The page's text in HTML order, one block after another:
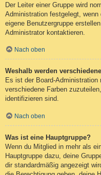
Der Leiter einer Gruppe wird
Administration festgelegt,
eigene Benutzergruppe
Administrator kontaktieren.
Nach oben
Weshalb werden
Es ist der Board-
verschiedene Farben
identifizieren sind.
Nach oben
Was ist eine Hauptgruppe?
Wenn du Mitglied in mehr als
Hauptgruppe dazu, deine
dir standardmäßig angezeigt